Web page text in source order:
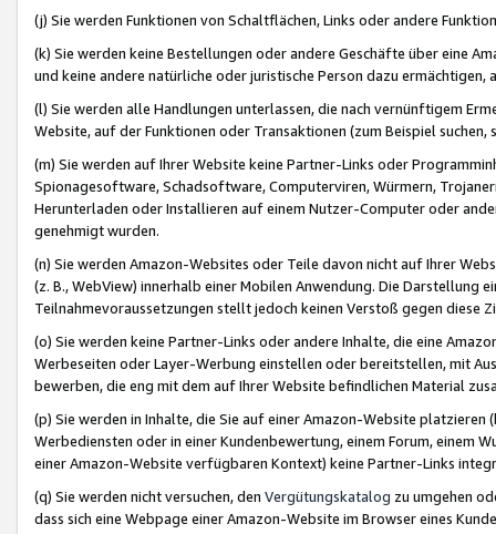
(j) Sie werden Funktionen von Schaltflächen, Links oder andere
(k) Sie werden keine Bestellungen oder andere Geschäfte über eine
und keine andere natürliche oder juristische Person dazu
(l) Sie werden alle Handlungen unterlassen, die nach vernünftigem
Website, auf der Funktionen oder Transaktionen (zum Beispiel
(m) Sie werden auf Ihrer Website keine Partner-Links oder
Spionagesoftware, Schadsoftware, Computerviren, Würmern,
Herunterladen oder Installieren auf einem Nutzer-Computer oder
genehmigt wurden.
(n) Sie werden Amazon-Websites oder Teile davon nicht auf Ihrer
(z. B., WebView) innerhalb einer Mobilen Anwendung. Die Darstellung
Teilnahmevoraussetzungen stellt jedoch keinen Verstoß gegen diese
(o) Sie werden keine Partner-Links oder andere Inhalte, die eine
Werbeseiten oder Layer-Werbung einstellen oder bereitstellen, mit
bewerben, die eng mit dem auf Ihrer Website befindlichen Material
(p) Sie werden in Inhalte, die Sie auf einer Amazon-Website
Werbediensten oder in einer Kundenbewertung, einem Forum, einem
einer Amazon-Website verfügbaren Kontext) keine Partner-Links
(q) Sie werden nicht versuchen, den Vergütungskatalog zu umgehen
dass sich eine Webpage einer Amazon-Website im Browser eines